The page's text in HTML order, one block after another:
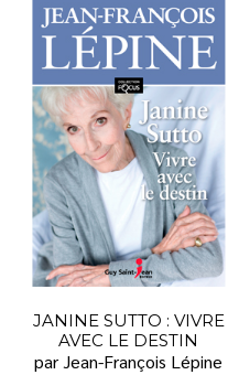
JANINE SUTTO : VIVRE
AVEC LE DESTIN
par Jean-François Lépine